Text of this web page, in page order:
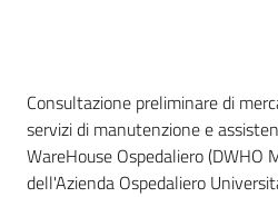
Dati del bando
Consultazione preliminare di
servizi di manutenzione e
WareHouse Ospedaliero (DWHO
dell'Azienda Ospedaliero